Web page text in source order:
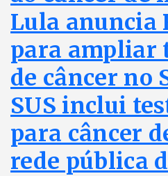
Lula anuncia
para ampliar
de câncer no
SUS inclui
para câncer
rede pública